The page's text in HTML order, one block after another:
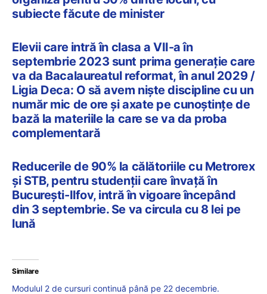
subiecte făcute de minister
Elevii care intră în clasa a VII-a în
septembrie 2023 sunt prima generație care
va da Bacalaureatul reformat, în anul 2029 /
Ligia Deca: O să avem niște discipline cu un
număr mic de ore și axate pe cunoștințe de
bază la materiile la care se va da proba
complementară
Reducerile de 90% la călătoriile cu Metrorex
și STB, pentru studenții care învață în
București-Ilfov, intră în vigoare începând
din 3 septembrie. Se va circula cu 8 lei pe
lună
Similare
Modulul 2 de cursuri continuă până pe 22 decembrie.